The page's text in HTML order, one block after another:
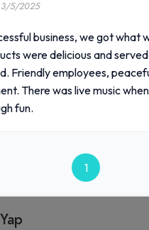
3/5/2025
business, we got what
were delicious and
Friendly employees,
There was live music
fun.
1